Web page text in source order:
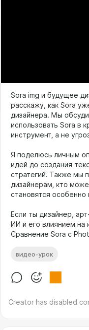
Sora img и будущее
расскажу, как Sora
дизайнера. Мы
использовать Sora в
инструмент, а не
Я поделюсь личным
идей до создания
стратегий. Также мы
дизайнерам, кто
становятся особенно
Если ты дизайнер,
ИИ и его влиянием на
Сравнение Sora с
видео-урок
Creator has disabled